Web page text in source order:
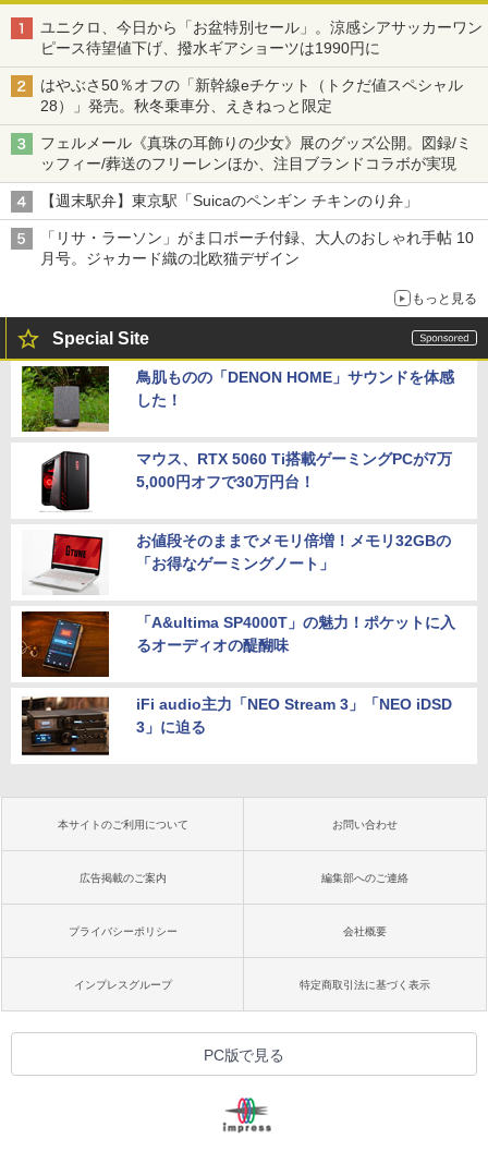
ユニクロ、今日から「お盆特別セール」。涼感シアサッカーワン
ピース待望値下げ、撥水ギアショーツは1990円に
はやぶさ50％オフの「新幹線eチケット（トクだ値スペシャル
28）」発売。秋冬乗車分、えきねっと限定
フェルメール《真珠の耳飾りの少女》展のグッズ公開。図録/ミ
ッフィー/葬送のフリーレンほか、注目ブランドコラボが実現
【週末駅弁】東京駅「Suicaのペンギン チキンのり弁」
「リサ・ラーソン」がま口ポーチ付録、大人のおしゃれ手帖 10
月号。ジャカード織の北欧猫デザイン
もっと見る
Special Site
鳥肌ものの「DENON HOME」サウンドを体感
した！
マウス、RTX 5060 Ti搭載ゲーミングPCが7万
5,000円オフで30万円台！
お値段そのままでメモリ倍増！メモリ32GBの
「お得なゲーミングノート」
「A&ultima SP4000T」の魅力！ポケットに入
るオーディオの醍醐味
iFi audio主力「NEO Stream 3」「NEO iDSD
3」に迫る
本サイトのご利用について お問い合わせ
広告掲載のご案内 編集部へのご連絡
プライバシーポリシー 会社概要
インプレスグループ 特定商取引法に基づく表示
PC版で見る